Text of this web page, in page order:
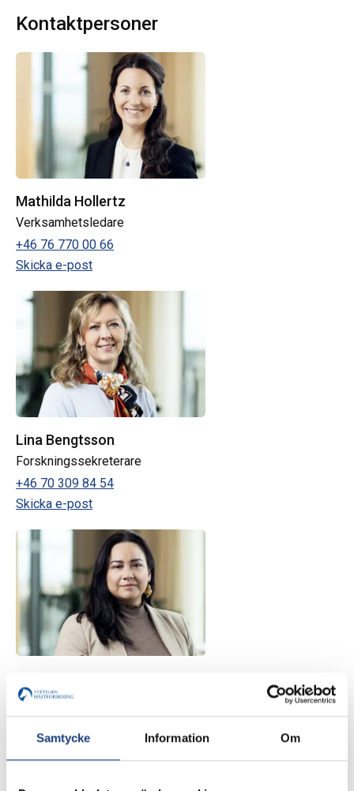
Samtycke Information Om
Kontaktpersoner
Mathilda Hollertz
Verksamhetsledare
+46 76 770 00 66
Skicka e-post
Lina Bengtsson
Forskningssekreterare
+46 70 309 84 54
Skicka e-post
Administration och support
076 775 35 42
Skicka e-post